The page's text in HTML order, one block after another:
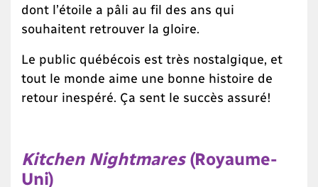
dont l’étoile a pâli au fil des ans qui
souhaitent retrouver la gloire.
Le public québécois est très nostalgique, et
tout le monde aime une bonne histoire de
retour inespéré. Ça sent le succès assuré!
Kitchen Nightmares(Royaume-
Uni)